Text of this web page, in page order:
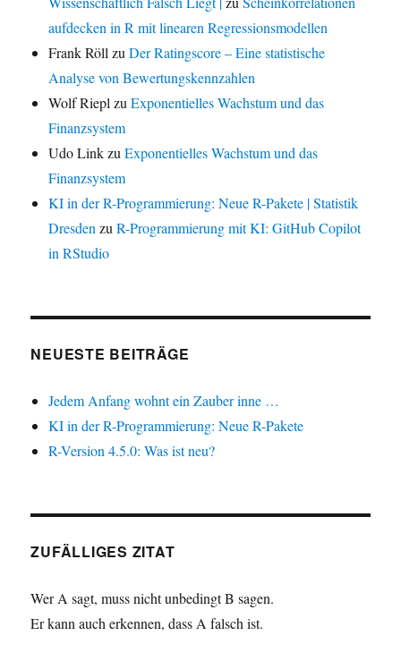
aufdecken in R mit linearen Regressionsmodellen
Frank Röll zuDer Ratingscore – Eine statistische
Analyse von Bewertungskennzahlen
Wolf Riepl zuExponentielles Wachstum und das
Finanzsystem
Udo LinkzuExponentielles Wachstum und das
Finanzsystem
KI in der R-Programmierung: Neue R-Pakete | Statistik
Dresden zuR-Programmierung mit KI: GitHub Copilot
in RStudio
NEUESTE BEITRÄGE
Jedem Anfang wohnt ein Zauber inne …
KI in der R-Programmierung: Neue R-Pakete
R-Version 4.5.0: Was ist neu?
ZUFÄLLIGES ZITAT
Wer A sagt, muss nicht unbedingt B sagen.
Er kann auch erkennen, dass A falsch ist.